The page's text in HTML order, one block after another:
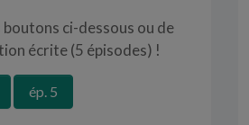
ci-dessous ou de
écrite (5 épisodes) !
ép. 5